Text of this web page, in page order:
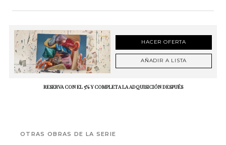
HACER OFERTA
AÑADIR A LISTA
RESERVA CON EL 5% Y COMPLETA LA ADQUISICIÓN DESPUÉS
OTRAS OBRAS DE LA SERIE